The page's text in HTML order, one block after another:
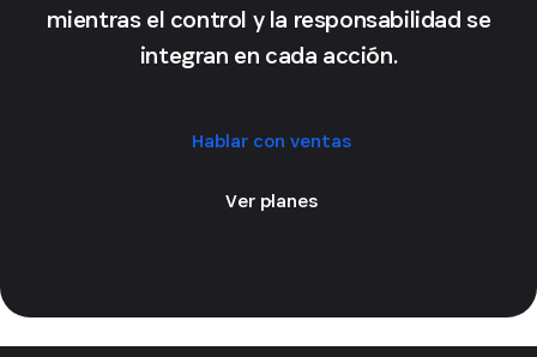
mientras el control y la responsabilidad se
integran en cada acción.
Hablar con ventas
Ver planes